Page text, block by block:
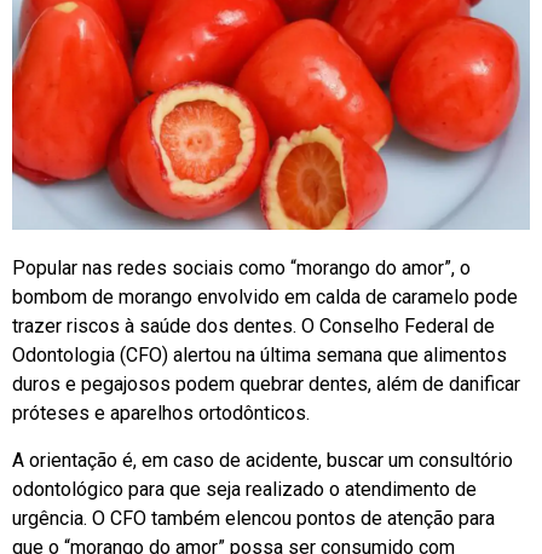
Popular nas redes sociais como “morango do amor”, o
bombom de morango envolvido em calda de caramelo pode
trazer riscos à saúde dos dentes. O Conselho Federal de
Odontologia (CFO) alertou na última semana que alimentos
duros e pegajosos podem quebrar dentes, além de danificar
próteses e aparelhos ortodônticos.
A orientação é, em caso de acidente, buscar um consultório
odontológico para que seja realizado o atendimento de
urgência. O CFO também elencou pontos de atenção para
que o “morango do amor” possa ser consumido com